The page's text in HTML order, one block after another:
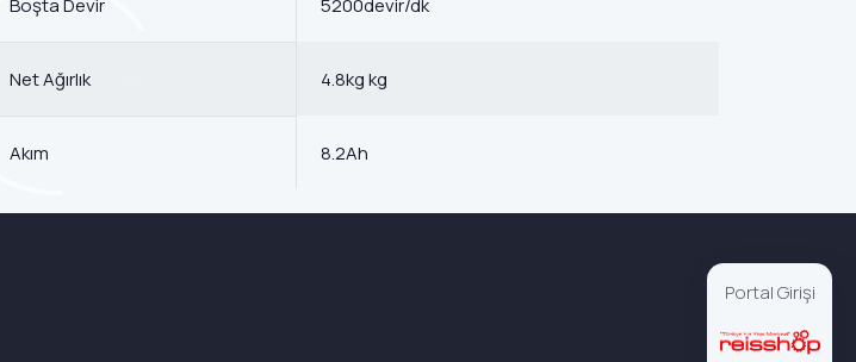
Boşta Devir 5200devir/dk
Net Ağırlık 4.8kg kg
Akım 8.2Ah
Portal Girişi